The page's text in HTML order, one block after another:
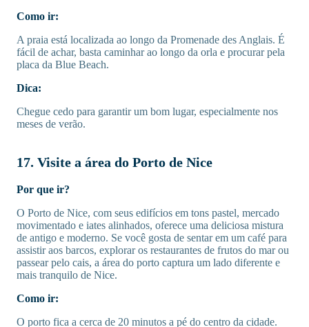
Como ir:
A praia está localizada ao longo da Promenade des Anglais. É
fácil de achar, basta caminhar ao longo da orla e procurar pela
placa da Blue Beach.
Dica:
Chegue cedo para garantir um bom lugar, especialmente nos
meses de verão.
17. Visite a área do Porto de Nice
Por que ir?
O Porto de Nice, com seus edifícios em tons pastel, mercado
movimentado e iates alinhados, oferece uma deliciosa mistura
de antigo e moderno. Se você gosta de sentar em um café para
assistir aos barcos, explorar os restaurantes de frutos do mar ou
passear pelo cais, a área do porto captura um lado diferente e
mais tranquilo de Nice.
Como ir:
O porto fica a cerca de 20 minutos a pé do centro da cidade.